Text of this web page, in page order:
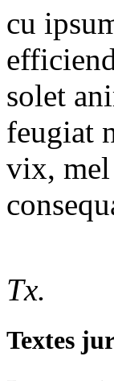
cu
solet
feugiat
vix, mel
Tx.
Textes